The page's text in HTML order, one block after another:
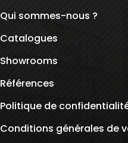
Qui sommes-nous ?
Catalogues
Showrooms
Références
Politique de
Conditions générales de